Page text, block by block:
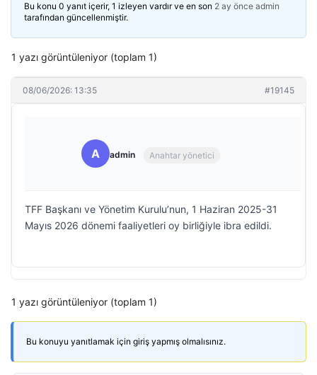
Bu konu 0 yanıt içerir, 1 izleyen vardır ve en son 2 ay önce admin
tarafından güncellenmiştir.
1 yazı görüntüleniyor (toplam 1)
08/06/2026: 13:35 #19145
A admin Anahtar yönetici
TFF Başkanı ve Yönetim Kurulu’nun, 1 Haziran 2025-31
Mayıs 2026 dönemi faaliyetleri oy birliğiyle ibra edildi.
1 yazı görüntüleniyor (toplam 1)
Bu konuyu yanıtlamak için giriş yapmış olmalısınız.